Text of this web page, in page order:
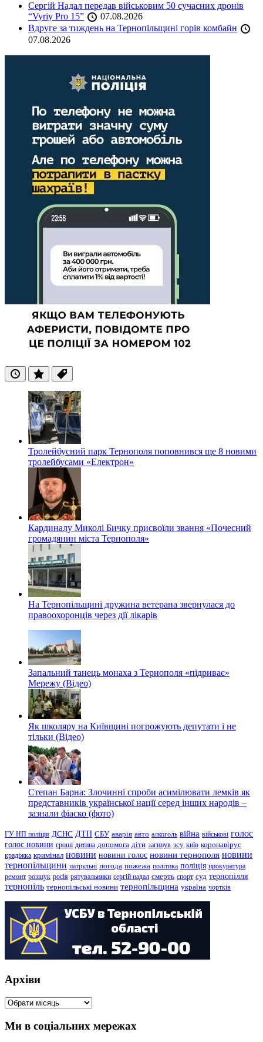
Сергій Надал передав військовим 50 сучасних дронів
“Vyriy Pro 15”
07.08.2026
Вдруге за тиждень на Тернопільщині горів комбайн
07.08.2026
ОстанніПопулярні
Теги
Тролейбусний парк Тернополя поповнився ще 8 новими
тролейбусами «Електрон»
Кардиналу Миколі Бичку присвоїли звання «Почесний
громадянин міста Тернополя»
На Тернопільщині дружина ветерана звернулася до
правоохоронців через дії лікарів
Запальний танець монаха з Тернополя «підриває»
Мережу (Відео)
Як школяру на Київщині погрожують депутати і не
тільки (Відео)
Степан Барна: Злочинні спроби асимілювати лемків як
представників української нації серед інших народів –
зазнали фіаско (фото)
ГУ НП поліція ДСНС ДТП СБУ аварія авто алкоголь війна військові голос
голос новини гроші дитина допомога діти загинув зсу київ коронавірус
крадіжка кримінал новини новини голос новини тернополя новини
тернопільщини патрульні погода пожежа політика поліція прокуратура
ремонт розшук росія рятувальники сергій надал смерть спорт суд тернопілля
тернопіль тернопільські новини тернопільщина україна чортків
Архіви
Архіви
Ми в соціальних мережах